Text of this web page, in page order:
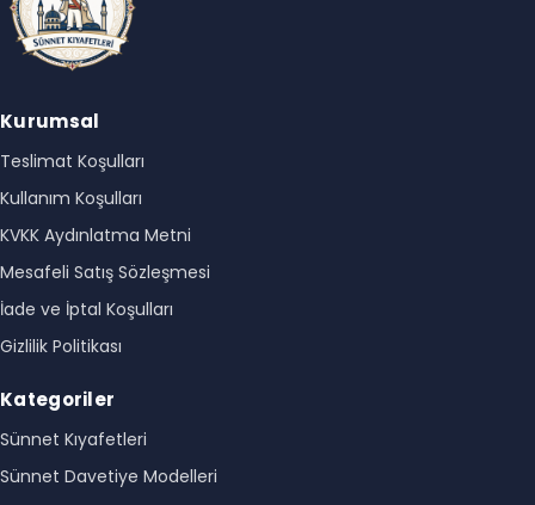
Kurumsal
Teslimat Koşulları
Kullanım Koşulları
KVKK Aydınlatma Metni
Mesafeli Satış Sözleşmesi
İade ve İptal Koşulları
Gizlilik Politikası
Kategoriler
Sünnet Kıyafetleri
Sünnet Davetiye Modelleri